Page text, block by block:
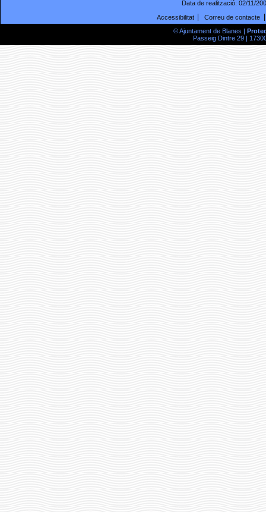
Data de realització: 02/11/
Accessibilitat
Correu de contacte
© Ajuntament de Blanes |
Passeig Dintre 29 |